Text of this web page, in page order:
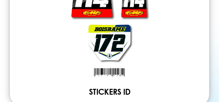
STICKERS ID